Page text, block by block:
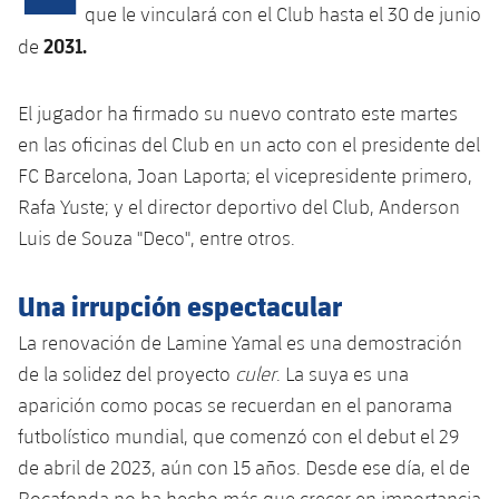
Spotify Camp Nou
Palau Blaugrana
Estadi Johan Cruyff
Barça Cafe
Ciutat Esportiva
La Masia
plusicon
más
Servicios
plusicon
más
SUB11 A
SUB11 B
SUB10 B
SUB9 A
SUB9 B
SUB8 A
SUB13 B
SUB12 C
Entradas
Gameday Shows
Resultados
Fotos
Palmarés
Base
Junior
Cadete A
Cadete B
Infantil B
Mini
Campus Verano
Primer Equipo
plusicon
más
Actualidad
Calendario
Entradas
Resultados
Clasificaciones
Jugadores
Barça Atlètic
plusicon
más
Actualidad
Calendario
Clasificaciones
Jugadores
Base
Actualidad
Juvenil
Cadete B
PLUSICON
Primer equipo
plusicon
más
Actualidad
Calendario
Barça Atlètic
plusicon
más
Actualidad
que le vinculará con el Club hasta el 30 de junio
de 2031.
El jugador ha firmado su nuevo contrato este martes
en las oficinas del Club en un acto con el presidente del
FC Barcelona, ​​Joan Laporta; el vicepresidente primero,
Rafa Yuste; y el director deportivo del Club, Anderson
Luis de Souza "Deco", entre otros.
Una irrupción espectacular
La renovación de Lamine Yamal es una demostración
de la solidez del proyecto culer. La suya es una
aparición como pocas se recuerdan en el panorama
futbolístico mundial, que comenzó con el debut el 29
de abril de 2023, aún con 15 años. Desde ese día, el de